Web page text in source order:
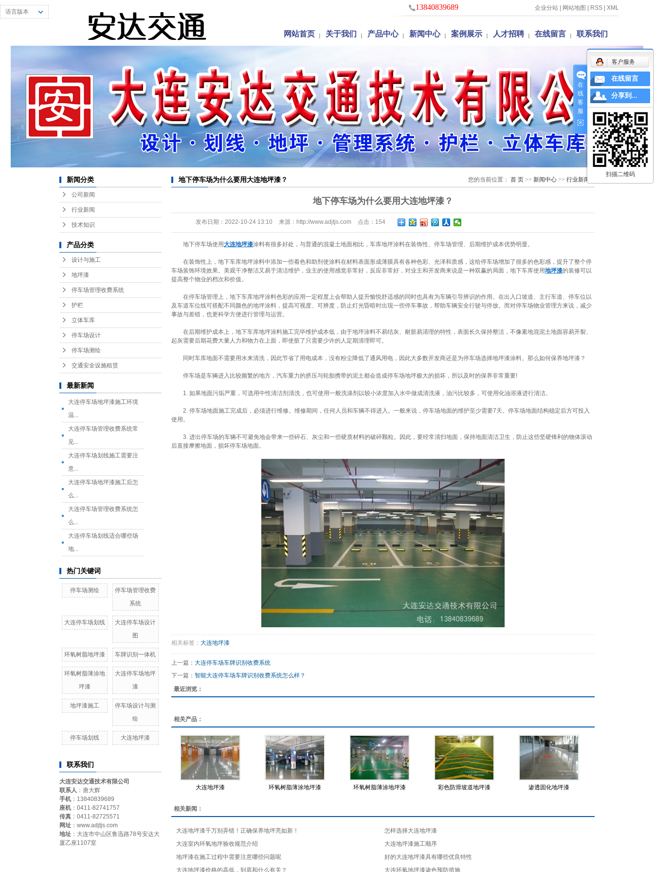
语言版本
13840839689 企业分站 网站地图 RSS XML
网站首页 关于我们
联系我们
政府文件
产品中心
停车场管理收费
系统
护栏
立体车库
停车场设计
停车场测绘
交通安全设施租
新闻中心
技术知识
案例展示 人才招聘 在线留言 联系我们
新闻分类
公司新闻
行业新闻
技术知识
产品分类
设计与施工
地坪漆
停车场管理收费系统
护栏
立体车库
停车场设计
停车场测绘
交通安全设施租赁
最新新闻
大连停车场地坪漆施工环境
温...
大连停车场管理收费系统常
见...
大连停车场划线施工需要注
意...
大连停车场地坪漆施工后怎
么...
大连停车场管理收费系统怎
么...
大连停车场划线适合哪些场
地...
热门关键词
停车场测绘
停车场管理收费
系统
大连停车场划线
大连停车场设计
图
环氧树脂地坪漆 车牌识别一体机
环氧树脂薄涂地
坪漆
大连停车场地坪
漆
地坪漆施工
停车场设计与测
绘
停车场划线 大连地坪漆
联系我们
大连安达交通技术有限公司
联系人 ：唐大辉
手机 ：13840839689
座机 ：0411-82741757
传真 ：0411-82725571
网址 ：www.adjtjs.com
地址 ：大连市中山区鲁迅路78号安达大
厦乙座1107室
地下停车场为什么要用大连地坪漆？ 您的当前位置： 首 页 >> 新闻中心 >> 行业新闻
地下停车场为什么要用大连地坪漆？
发布日期： 2022-10-24 13:10 来源： http://www.adjtjs.com 点击： 154
地下停车场使用大连地坪漆涂料有很多好处，与普通的混凝土地面相比，车库地坪涂料在装饰性、停车场管理、后期维护成本优势明显。
在装饰性上，地下车库地坪涂料中添加一些着色和助剂使涂料在材料表面形成薄膜具有各种色彩、光泽和质感，这给停车场增加了很多的色彩感，提升了整个停
车场装饰环境效果。美观干净整洁又易于清洁维护，业主的使用感觉非常好，反应非常好，对业主和开发商来说是一种双赢的局面，地下车库使用地坪漆的装修可以
提高整个物业的档次和价值。
在停车场管理上，地下车库地坪涂料色彩的应用一定程度上会帮助人提升愉悦舒适感的同时也具有为车辆引导辨识的作用。在出入口坡道、主行车道、停车位以
及车道车位线可搭配不同颜色的地坪涂料，提高可视度、可辨度，防止灯光昏暗时出现一些停车事故，帮助车辆安全行驶与停放。而对停车场物业管理方来说，减少
事故与差错，也更科学方便进行管理与运营。
在后期维护成本上，地下车库地坪涂料施工完毕维护成本低，由于地坪涂料不易结灰、耐脏易清理的特性，表面长久保持整洁，不像素地混泥土地面容易开裂、
起灰需要后期花费大量人力和物力在上面，即使脏了只需要少许的人定期清理即可。
同时车库地面不需要用水来清洗，因此节省了用电成本，没有粉尘降低了通风用电，因此大多数开发商还是为停车场选择地坪漆涂料。那么如何保养地坪漆？
停车场是车辆进入比较频繁的地方，汽车重力的挤压与轮胎携带的泥土都会造成停车场地坪极大的损坏，所以及时的保养非常重要!
1. 如果地面污垢严重，可选用中性清洁剂清洗，也可使用一般洗涤剂以较小浓度加入水中做成清洗液，油污比较多，可使用化油溶液进行清洁。
2. 停车场地面施工完成后，必须进行维修。维修期间，任何人员和车辆不得进入。一般来说，停车场地面的维护至少需要7天。停车场地面结构稳定后方可投入
使用。
3. 进出停车场的车辆不可避免地会带来一些碎石、灰尘和一些硬质材料的破碎颗粒。因此，要经常清扫地面，保持地面清洁卫生，防止这些坚硬锋利的物体滚动
后直接摩擦地面，损坏停车场地面。
相关标签： 大连地坪漆
上一篇： 大连停车场车牌识别收费系统
下一篇： 智能大连停车场车牌识别收费系统怎么样？
最近浏览：
相关产品：
大连地坪漆 环氧树脂薄涂地坪漆 环氧树脂薄涂地坪漆 彩色防滑坡道地坪漆 渗透固化地坪漆
相关新闻：
大连地坪漆千万别弄错！正确保养地坪亮如新！
怎样选择大连地坪漆
大连室内环氧地坪验收规范介绍
大连地坪漆施工顺序
地坪漆在施工过程中需要注意哪些问题呢
好的大连地坪漆具有哪些优良特性
大连地坪漆价格的高低，到底和什么有关？
大连环氧地坪漆渗色预防措施
在
线
客
服
客户服务
在线留言
分享到...
扫描二维码